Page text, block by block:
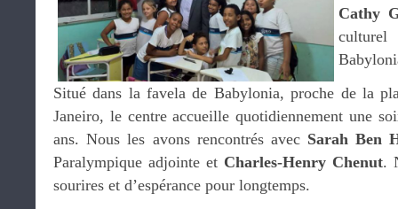
Cathy
Situé dans la favela de Babylonia, proche de la
Janeiro, le centre accueille quotidiennement une
ans. Nous les avons rencontrés avec Sarah Ben
Paralympique adjointe et Charles-Henry Chenut.
sourires et d’espérance pour longtemps.